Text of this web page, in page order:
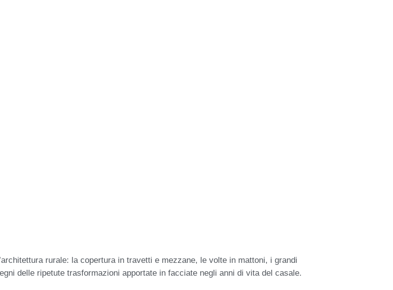
rurale: la copertura in travetti e mezzane, le volte in mattoni, i grandi
delle ripetute trasformazioni apportate in facciate negli anni di vita del casale.